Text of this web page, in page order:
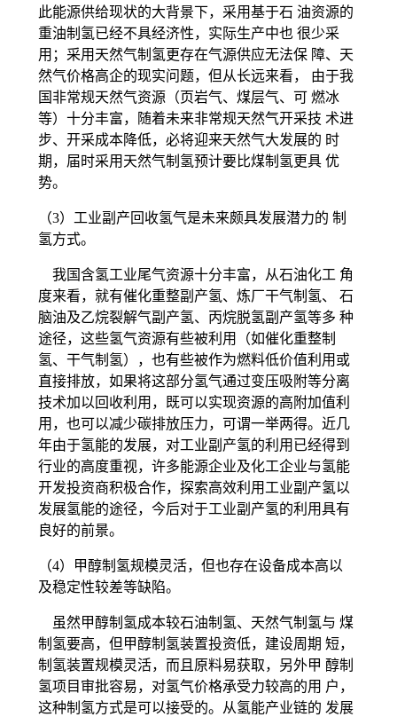
此能源供给现状的大背景下，采用基于石 油资源的
重油制氢已经不具经济性，实际生产中也 很少采
用；采用天然气制氢更存在气源供应无法保 障、天
然气价格高企的现实问题，但从长远来看， 由于我
国非常规天然气资源（页岩气、煤层气、可 燃冰
等）十分丰富，随着未来非常规天然气开采技 术进
步、开采成本降低，必将迎来天然气大发展的 时
期，届时采用天然气制氢预计要比煤制氢更具 优
势。
（3）工业副产回收氢气是未来颇具发展潜力的 制
氢方式。
我国含氢工业尾气资源十分丰富，从石油化工 角
度来看，就有催化重整副产氢、炼厂干气制氢、 石
脑油及乙烷裂解气副产氢、丙烷脱氢副产氢等多 种
途径，这些氢气资源有些被利用（如催化重整制
氢、干气制氢），也有些被作为燃料低价值利用或
直接排放，如果将这部分氢气通过变压吸附等分离
技术加以回收利用，既可以实现资源的高附加值利
用，也可以减少碳排放压力，可谓一举两得。近几
年由于氢能的发展，对工业副产氢的利用已经得到
行业的高度重视，许多能源企业及化工企业与氢能
开发投资商积极合作，探索高效利用工业副产氢以
发展氢能的途径，今后对于工业副产氢的利用具有
良好的前景。
（4）甲醇制氢规模灵活，但也存在设备成本高以
及稳定性较差等缺陷。
虽然甲醇制氢成本较石油制氢、天然气制氢与 煤
制氢要高，但甲醇制氢装置投资低，建设周期 短，
制氢装置规模灵活，而且原料易获取，另外甲 醇制
氢项目审批容易，对氢气价格承受力较高的用 户，
这种制氢方式是可以接受的。从氢能产业链的 发展